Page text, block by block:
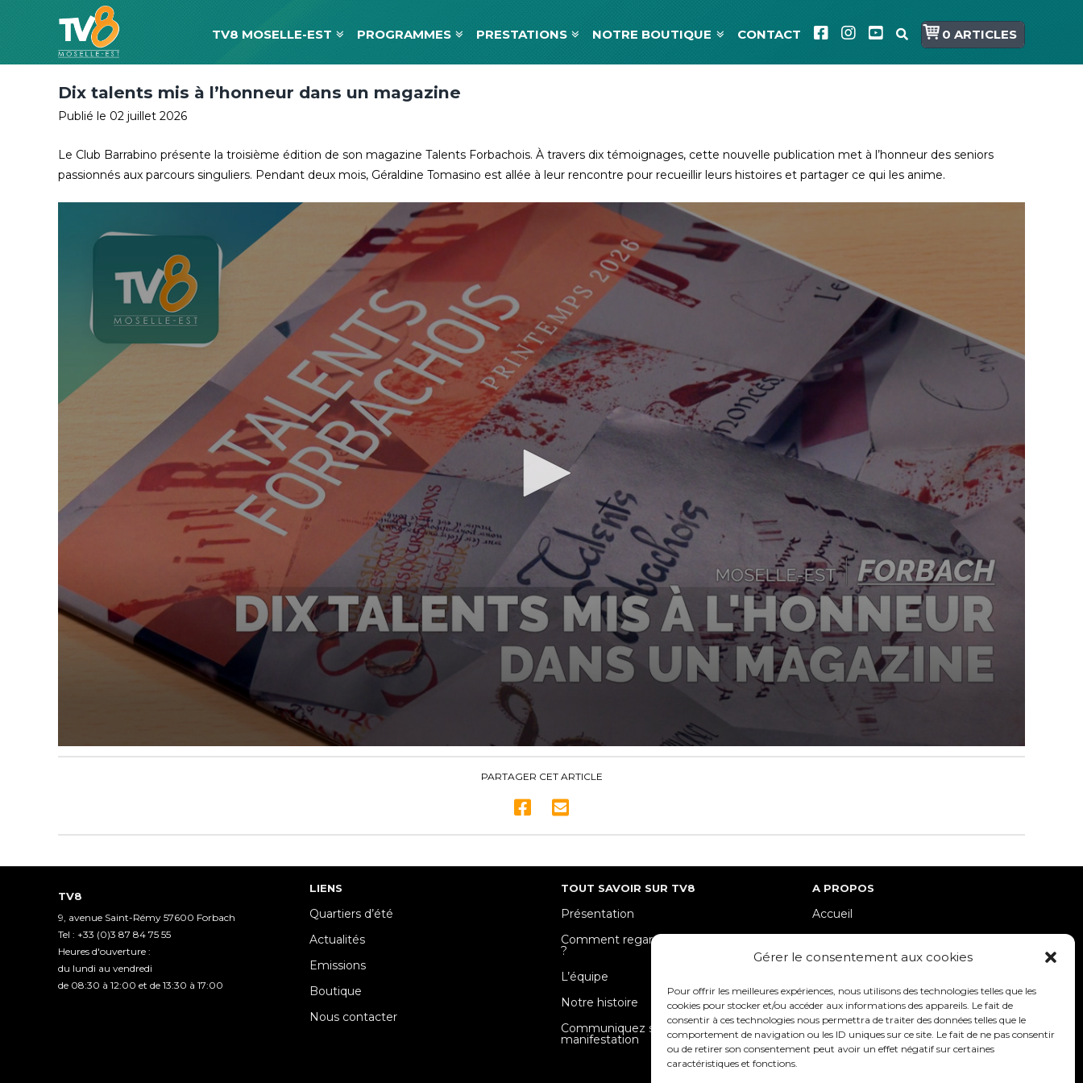
Gérer le consentement aux cookies
Pour offrir les meilleures expériences, nous utilisons des technologies telles que les
cookies pour stocker et/ou accéder aux informations des appareils. Le fait de
consentir à ces technologies nous permettra de traiter des données telles que le
comportement de navigation ou les ID uniques sur ce site. Le fait de ne pas consentir
ou de retirer son consentement peut avoir un effet négatif sur certaines
caractéristiques et fonctions.
TV8 MOSELLE-EST PROGRAMMES PRESTATIONS NOTRE BOUTIQUE CONTACT 0 ARTICLES
Dix talents mis à l’honneur dans un magazine
Publié le 02 juillet 2026
Le Club Barrabino présente la troisième édition de son magazine Talents Forbachois. À travers dix témoignages, cette nouvelle publication met à l’honneur des seniors
passionnés aux parcours singuliers. Pendant deux mois, Géraldine Tomasino est allée à leur rencontre pour recueillir leurs histoires et partager ce qui les anime.
PARTAGER CET ARTICLE
TV8
9, avenue Saint-Rémy 57600 Forbach
Tel : +33 (0)3 87 84 75 55
Heures d'ouverture :
du lundi au vendredi
de 08:30 à 12:00 et de 13:30 à 17:00
LIENS
Quartiers d’été
Actualités
Emissions
Boutique
Nous contacter
TOUT SAVOIR SUR TV8
Présentation
Comment regarder TV8 Moselle-Est
?
L’équipe
Notre histoire
Communiquez sur votre
manifestation
A PROPOS
Accueil
Mentions Légales / Crédits
Politique de cookies (UE)
Politique de confidentialité – RGPD